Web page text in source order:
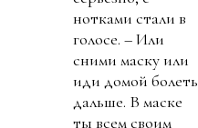
нотками стали в
голосе. – Или
сними маску или
иди домой болеть
дальше. В маске
ты всем своим